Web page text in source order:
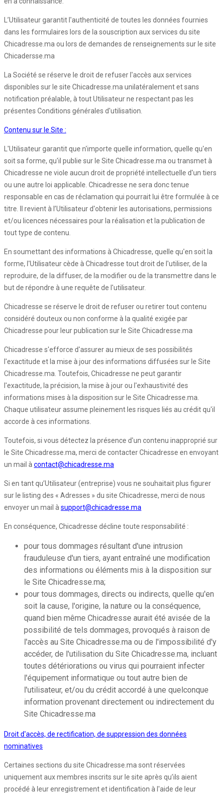
L’Utilisateur garantit l'authenticité de toutes les données fournies
dans les formulaires lors de la souscription aux services du site
Chicadresse.ma ou lors de demandes de renseignements sur le site
Chicadersse.ma
La Société se réserve le droit de refuser l'accès aux services
disponibles sur le site Chicadresse.ma unilatéralement et sans
notification préalable, à tout Utilisateur ne respectant pas les
présentes Conditions générales d'utilisation.
Contenu sur le Site :
L'Utilisateur garantit que n'importe quelle information, quelle qu'en
soit sa forme, qu'il publie sur le Site Chicadresse.ma ou transmet à
Chicadresse ne viole aucun droit de propriété intellectuelle d'un tiers
ou une autre loi applicable. Chicadresse ne sera donc tenue
responsable en cas de réclamation qui pourrait lui être formulée à ce
titre. Il revient à l’Utilisateur d'obtenir les autorisations, permissions
et/ou licences nécessaires pour la réalisation et la publication de
tout type de contenu.
En soumettant des informations à Chicadresse, quelle qu'en soit la
forme, l'Utilisateur cède à Chicadresse tout droit de l'utiliser, de la
reproduire, de la diffuser, de la modifier ou de la transmettre dans le
but de répondre à une requête de l'utilisateur.
Chicadresse se réserve le droit de refuser ou retirer tout contenu
considéré douteux ou non conforme à la qualité exigée par
Chicadresse pour leur publication sur le Site Chicadresse.ma
Chicadresse s'efforce d'assurer au mieux de ses possibilités
l'exactitude et la mise à jour des informations diffusées sur le Site
Chicadresse.ma. Toutefois, Chicadresse ne peut garantir
l'exactitude, la précision, la mise à jour ou l'exhaustivité des
informations mises à la disposition sur le Site Chicadresse.ma.
Chaque utilisateur assume pleinement les risques liés au crédit qu'il
accorde à ces informations.
Toutefois, si vous détectez la présence d'un contenu inapproprié sur
le Site Chicadresse.ma, merci de contacter Chicadresse en envoyant
un mail àcontact@chicadresse.ma
Si en tant qu’Utilisateur (entreprise) vous ne souhaitait plus figurer
sur le listing des « Adresses » du site Chicadresse, merci de nous
envoyer un mail àsupport@chicadresse.ma
En conséquence, Chicadresse décline toute responsabilité :
pour tous dommages résultant d'une intrusion
frauduleuse d'un tiers, ayant entraîné une modification
des informations ou éléments mis à la disposition sur
le Site Chicadresse.ma;
pour tous dommages, directs ou indirects, quelle qu'en
soit la cause, l'origine, la nature ou la conséquence,
quand bien même Chicadresse aurait été avisée de la
possibilité de tels dommages, provoqués à raison de
l'accès au Site Chicadresse.ma ou de l'impossibilité d'y
accéder, de l'utilisation du Site Chicadresse.ma, incluant
toutes détériorations ou virus qui pourraient infecter
l'équipement informatique ou tout autre bien de
l'utilisateur, et/ou du crédit accordé à une quelconque
information provenant directement ou indirectement du
Site Chicadresse.ma
Droit d'accès, de rectification, de suppression des données
nominatives
Certaines sections du site Chicadresse.ma sont réservées
uniquement aux membres inscrits sur le site après qu’ils aient
procédé à leur enregistrement et identification à l'aide de leur